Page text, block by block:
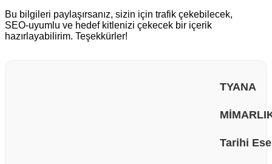
Bu bilgileri paylaşırsanız, sizin için trafik çekebilecek,
SEO‑uyumlu ve hedef kitlenizi çekecek bir içerik
hazırlayabilirim. Teşekkürler!
TYANA
Tarihi